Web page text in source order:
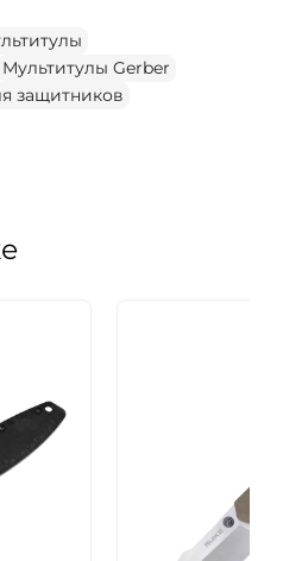
Мультитулы Gerber
защитников